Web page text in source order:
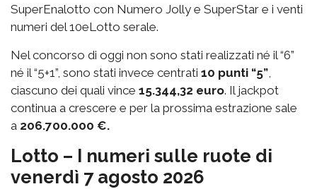
SuperEnalotto con Numero Jolly e SuperStar e i venti
numeri del 10eLotto serale.
Nel concorso di oggi non sono stati realizzati né il “6”
né il “5+1”, sono stati invece centrati 10 punti “5”,
ciascuno dei quali vince 15.344,32 euro. Il jackpot
continua a crescere e per la prossima estrazione sale
a 206.700.000 €.
Lotto – I numeri sulle ruote di
venerdì 7 agosto 2026